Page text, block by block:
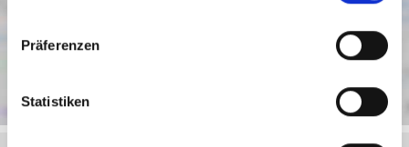
Präferenzen
Statistiken